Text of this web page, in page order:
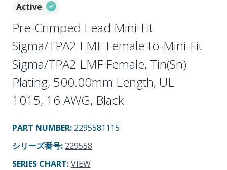
Active
Pre-Crimped Lead Mini-Fit
Sigma/TPA2 LMF Female-to-Mini-Fit
Sigma/TPA2 LMF Female, Tin(Sn)
Plating, 500.00mm Length, UL
1015, 16 AWG, Black
PART NUMBER: 2295581115
シリーズ番号: 229558
SERIES CHART:VIEW